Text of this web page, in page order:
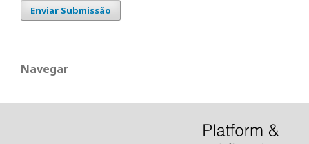
Enviar Submissão
Navegar